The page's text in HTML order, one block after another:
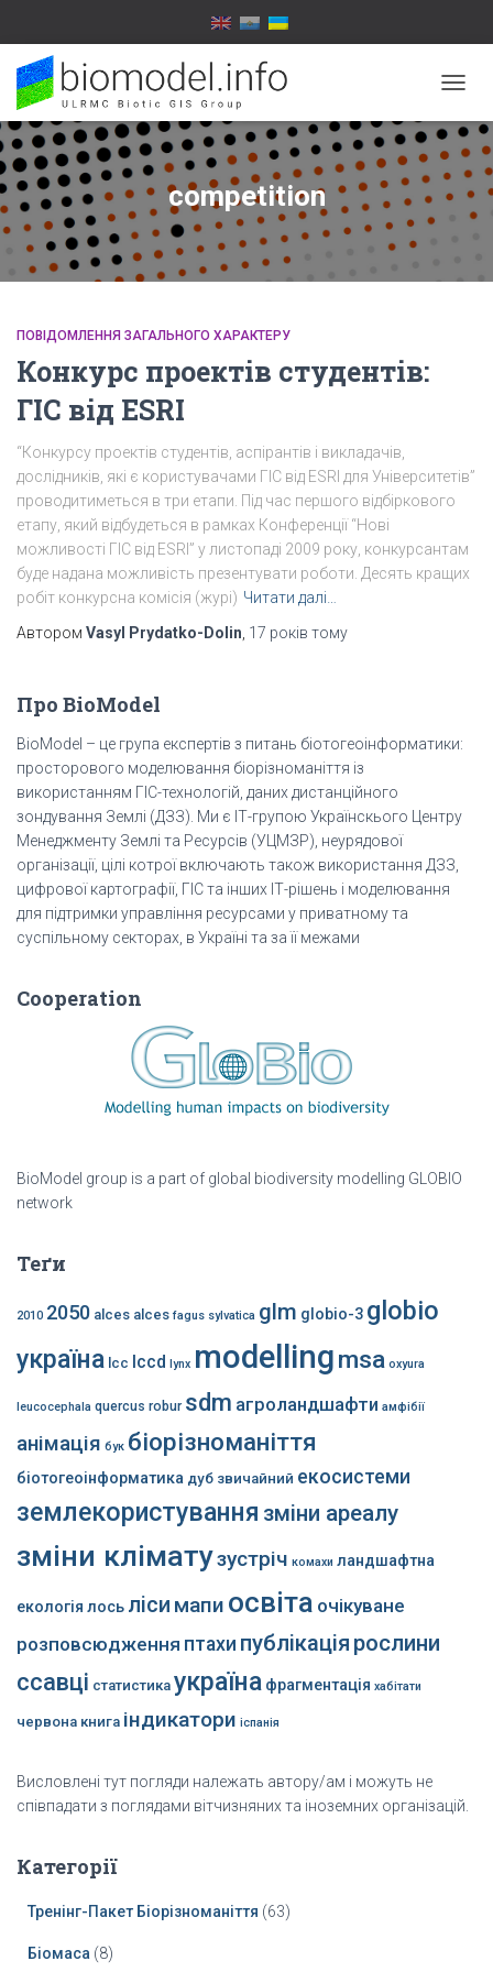
competition
ПОВІДОМЛЕННЯ ЗАГАЛЬНОГО ХАРАКТЕРУ
Конкурс проектів студентів:
ГІС від ESRI
“Конкурсу проектів студентів, аспірантів і викладачів,
дослідників, які є користувачами ГІС від ESRI для Університетів”
проводитиметься в три етапи. Під час першого відбіркового
етапу, який відбудеться в рамках Конференції “Нові
можливості ГІС від ESRI” у листопаді 2009 року, конкурсантам
буде надана можливість презентувати роботи. Десять кращих
робіт конкурсна комісія (журі) Читати далі…
Автором Vasyl Prydatko-Dolin 17 років тому
Про BioModel
BioModel – це група експертів з питань біотогеоінформатики:
просторового моделювання біорізноманіття із
використанням ГІС-технологій, даних дистанційного
зондування Землі (ДЗЗ). Ми є ІТ-групою Українскього Центру
Менеджменту Землі та Ресурсів (УЦМЗР), неурядової
організації, цілі котрої включають також використання ДЗЗ,
цифрової картографії, ГІС та інших ІТ-рішень і моделювання
для підтримки управління ресурсами у приватному та
суспільному секторах, в Україні та за її межами
Cooperation
BioModel group is a part of global biodiversity modelling GLOBIO
network
Теґи
2010 2050 alces alces fagus sylvatica glm globio-3 globio
україна lcc lccd lynx modellingmsa oxyura
leucocephala quercus robur sdm агроландшафти амфібії
анімація бук біорізноманіття
біотогеоінформатика дуб звичайний екосистеми
землекористування зміни ареалу
зміни кліматузустріч комахи ландшафтна
екологія лось ліси мапи освіта очікуване
розповсюдження птахи публікація рослини
ссавці статистика україна фрагментація хабітати
червона книга індикатори іспанія
Висловлені тут погляди належать автору/ам і можуть не
співпадати з поглядами вітчизняних та іноземних організацій.
Категорії
Тренінг-Пакет Біорізноманіття (63)
Біомаса (8)